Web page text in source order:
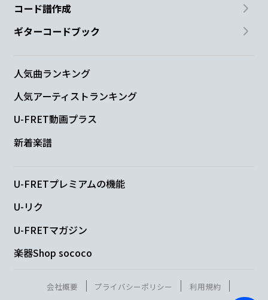
コード譜作成
ギターコードブック
人気曲ランキング
人気アーティストランキング
U-FRET動画プラス
新着楽譜
U-FRETプレミアムの機能
U-リク
U-FRETマガジン
楽器Shop sococo
会社概要 プライバシーポリシー 利用規約